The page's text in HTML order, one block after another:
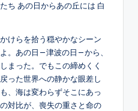
ち あの日からあの丘には 白
けらを拾う穏やかなシーン
。あの日—津波の日—から、
まった。でもこの締めくく
った世界への静かな眼差し
、海は変わらずそこにあっ
対比が、喪失の重さと命の